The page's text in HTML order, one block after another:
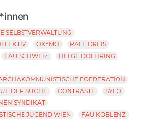
SELBSTVERWALTUNG
OXYMO
RALF DREIS
FAU SCHWEIZ
HELGE DOEHRING
FOEDERATION
DER SUCHE CONTRASTE
SYFO
SYNDIKAT
JUGEND WIEN
FAU KOBLENZ